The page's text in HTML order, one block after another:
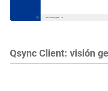
Qsync Client: visión